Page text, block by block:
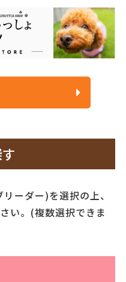
ーダー)を選択の上、
い。(複数選択できま